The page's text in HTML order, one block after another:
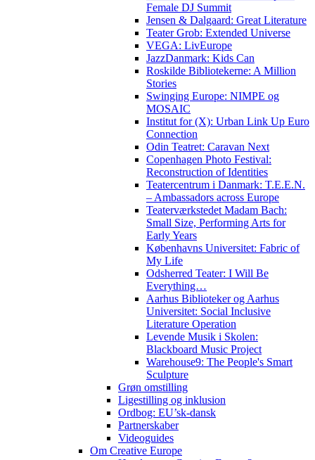
Female DJ Summit
Jensen & Dalgaard: Great Literature
Teater Grob: Extended Universe
VEGA: LivEurope
JazzDanmark: Kids Can
Roskilde Bibliotekerne: A Million
Stories
Swinging Europe: NIMPE og
MOSAIC
Institut for (X): Urban Link Up Euro
Connection
Odin Teatret: Caravan Next
Copenhagen Photo Festival:
Reconstruction of Identities
Teatercentrum i Danmark: T.E.E.N.
– Ambassadors across Europe
Teaterværkstedet Madam Bach:
Small Size, Performing Arts for
Early Years
Københavns Universitet: Fabric of
My Life
Odsherred Teater: I Will Be
Everything…
Aarhus Biblioteker og Aarhus
Universitet: Social Inclusive
Literature Operation
Levende Musik i Skolen:
Blackboard Music Project
Warehouse9: The People's Smart
Sculpture
Grøn omstilling
Ligestilling og inklusion
Ordbog: EU’sk-dansk
Partnerskaber
Videoguides
Om Creative Europe